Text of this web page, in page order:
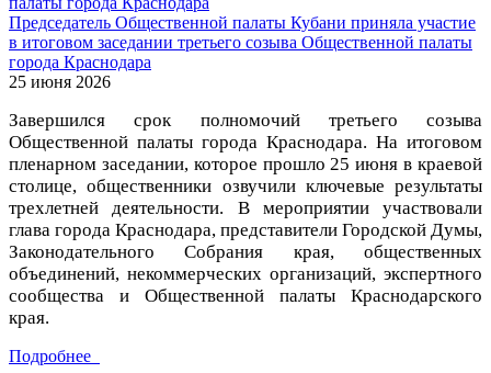
Председатель Общественной палаты Кубани приняла участие
в итоговом заседании третьего созыва Общественной палаты
города Краснодара
25 июня 2026
Завершился срок полномочий третьего созыва
Общественной палаты города Краснодара. На итоговом
пленарном заседании, которое прошло 25 июня в краевой
столице, общественники озвучили ключевые результаты
трехлетней деятельности. В мероприятии участвовали
глава города Краснодара, представители Городской Думы,
Законодательного Собрания края, общественных
объединений, некоммерческих организаций, экспертного
сообщества и Общественной палаты Краснодарского
края.
Подробнее